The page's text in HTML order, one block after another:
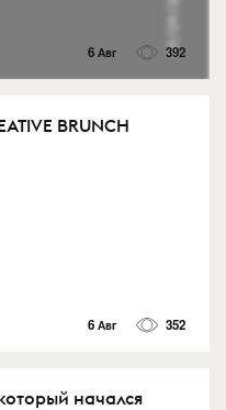
6 Авг 392
BRUNCH
6 Авг 352
начался